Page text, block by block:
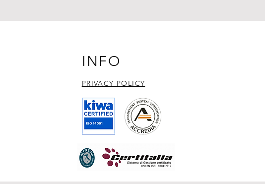
INFO
PRIVACY POLICY​